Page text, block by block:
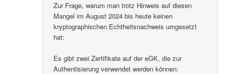
Zur Frage, warum man trotz Hinweis auf diesen
Mangel im August 2024 bis heute keinen
kryptographischen Echtheitsnachweis umgesetzt
hat:
Es gibt zwei Zertifikate auf der eGK, die zur
Authentisierung verwendet werden können: